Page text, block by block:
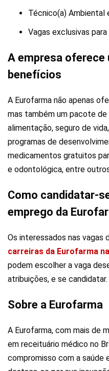
Técnico(a) Ambiental
Vagas exclusivas
A empresa oferece
benefícios
A Eurofarma não apenas
mas também um pacote
alimentação, seguro de
programas de
medicamentos gratuitos
e odontológica, entre
Como candidatar-
emprego da
Os interessados nas vagas
carreiras da Eurofarma
podem escolher a vaga
atribuições, e se candidatar.
Sobre a Eurofarma
A Eurofarma, com mais de
em receituário médico no
compromisso com a saúde